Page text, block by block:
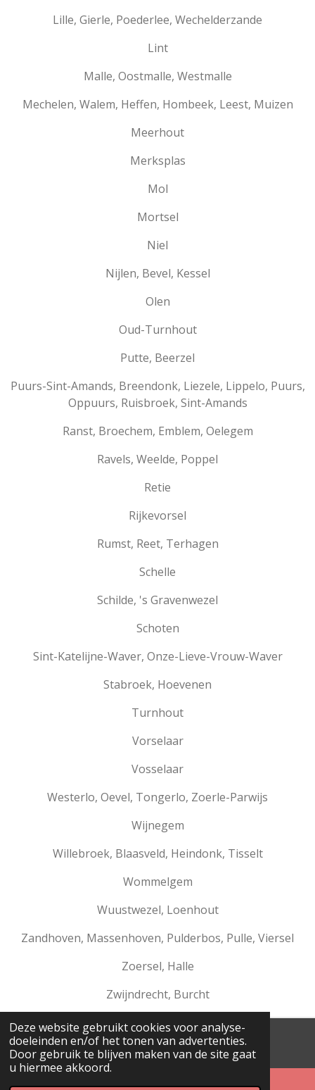
Deze website gebruikt cookies voor analyse-
doeleinden en/of het tonen van advertenties.
Door gebruik te blijven maken van de site gaat
u hiermee akkoord.
Lille, Gierle, Poederlee, Wechelderzande
Lint
Malle, Oostmalle, Westmalle
Mechelen, Walem, Heffen, Hombeek, Leest, Muizen
Meerhout
Merksplas
Mol
Mortsel
Niel
Nijlen, Bevel, Kessel
Olen
Oud-Turnhout
Putte, Beerzel
Puurs-Sint-Amands, Breendonk, Liezele, Lippelo, Puurs,
Oppuurs, Ruisbroek, Sint-Amands
Ranst, Broechem, Emblem, Oelegem
Ravels, Weelde, Poppel
Retie
Rijkevorsel
Rumst, Reet, Terhagen
Schelle
Schilde, 's Gravenwezel
Schoten
Sint-Katelijne-Waver, Onze-Lieve-Vrouw-Waver
Stabroek, Hoevenen
Turnhout
Vorselaar
Vosselaar
Westerlo, Oevel, Tongerlo, Zoerle-Parwijs
Wijnegem
Willebroek, Blaasveld, Heindonk, Tisselt
Wommelgem
Wuustwezel, Loenhout
Zandhoven, Massenhoven, Pulderbos, Pulle, Viersel
Zoersel, Halle
Zwijndrecht, Burcht
© 1971 - 2025 Kapsalon Maxim